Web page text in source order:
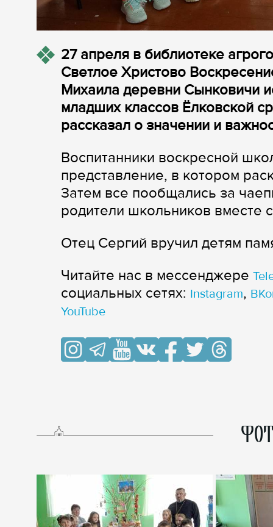
27 апреля в библиотеке
Светлое Христово
Михаила деревни Сынковичи
младших классов Ёлковской
рассказал о значении и
Воспитанники воскресной
представление, в котором
Затем все пообщались за
родители школьников вместе
Отец Сергий вручил детям
Читайте нас в мессенджере
cоциальных сетях: Instagram,
YouTube